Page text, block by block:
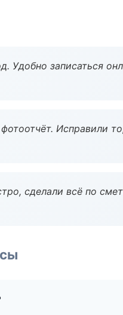
Удобно записаться
Исправили
сделали всё по